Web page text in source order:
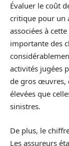
Évaluer le coût
critique pour un
associées à
importante des
activités jugées
de gros œuvres,
élevées que
sinistres.
De plus, le
Les assureurs